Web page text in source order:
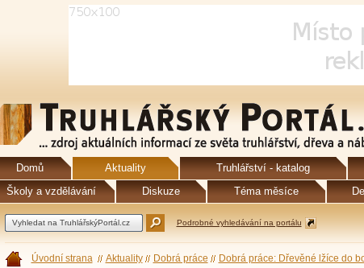
Domů Aktuality Truhlářství - katalog
Školy a vzdělávání
Diskuze Téma měsíce
Podrobné vyhledávání na portálu
Úvodní strana Aktuality Dobrá práce Dobrá práce: Dřevěné lžíce do